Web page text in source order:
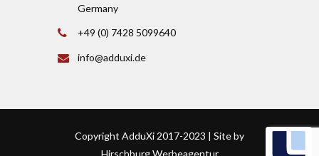
Germany
+49 (0) 7428 5099640
info@adduxi.de
Copyright AdduXi 2017-2023 | Site by
Hirschburg Werbeagentur